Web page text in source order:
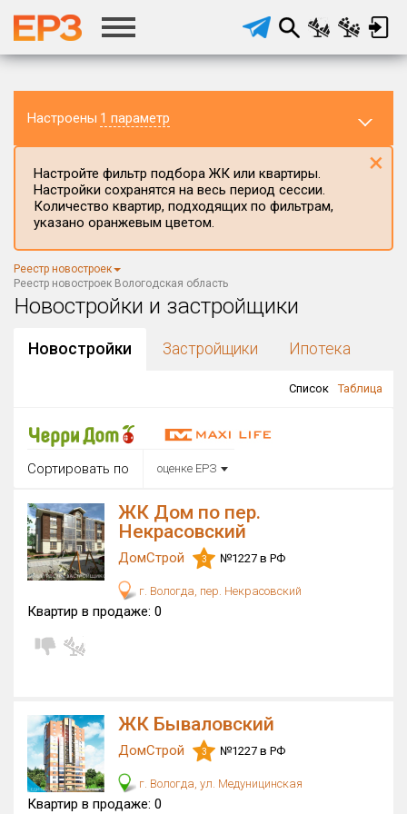
Настроены 1 параметр
Регион ЖК
Вологодская область
Район в регионе
Все
Округ
Все
Все
Цена
от до
Общая площадь, м²
Вид объекта
×ДАП ×МД
Кол-во комнат
Настройте фильтр подбора ЖК или квартиры.
Настройки сохранятся на весь период сессии.
Количество квартир, подходящих по фильтрам,
указано оранжевым цветом.
×
Реестр новостроек
Реестр новостроек Вологодская область
Новостройки и застройщики
Новостройки Застройщики Ипотека
Список Таблица
Сортировать по оценке ЕРЗ
ЖК Дом по пер.
Некрасовский
ДомСтрой 3 №1227 в РФ
г. Вологда, пер. Некрасовский
Квартир в продаже: 0
ЖК Бываловский
ДомСтрой 3 №1227 в РФ
г. Вологда, ул. Медуницинская
Квартир в продаже: 0